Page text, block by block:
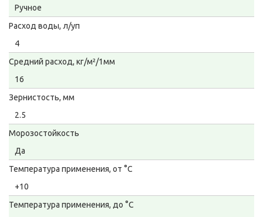
Ручное
Расход воды, л/уп
4
Средний расход, кг/м²/1мм
16
Зернистость, мм
2.5
Морозостойкость
Да
Температура применения, от °С
+10
Температура применения, до °С